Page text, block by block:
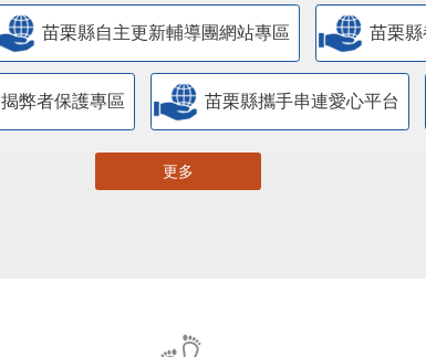
苗栗縣自主更新輔導團網站專區 苗栗
揭弊者保護專區 苗栗縣攜手串連愛心平台
更多